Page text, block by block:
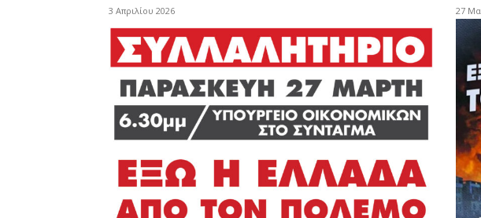
3 Απριλίου 2026 27